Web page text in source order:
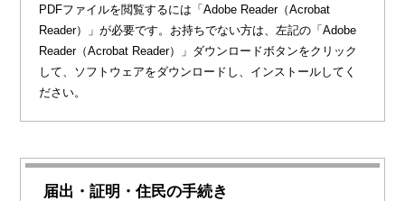
届出・証明・住民の手続き
PDFファイルを閲覧するには「Adobe Reader（Acrobat
Reader）」が必要です。お持ちでない方は、左記の「Adobe
Reader（Acrobat Reader）」ダウンロードボタンをクリック
して、ソフトウェアをダウンロードし、インストールしてく
ださい。